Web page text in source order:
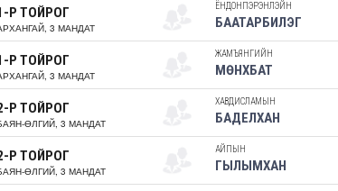
Р ТОЙРОГ
3 МАНДАТ
ЁНДОНПЭРЭНЛЭЙН
БААТАРБИЛЭГ
Р ТОЙРОГ
3 МАНДАТ
ЖАМЪЯНГИЙН
МӨНХБАТ
Р ТОЙРОГ
ӨЛГИЙ, 3 МАНДАТ
ХАВДИСЛАМЫН
БАДЕЛХАН
Р ТОЙРОГ
ӨЛГИЙ, 3 МАНДАТ
АЙПЫН
ГЫЛЫМХАН